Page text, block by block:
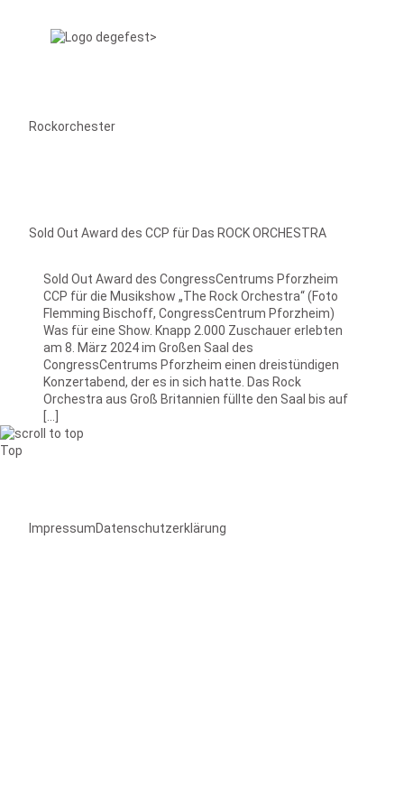
Rockorchester
Sold Out Award des CCP für Das ROCK ORCHESTRA
Sold Out Award des CongressCentrums Pforzheim
CCP für die Musikshow „The Rock Orchestra“ (Foto
Flemming Bischoff, CongressCentrum Pforzheim)
Was für eine Show. Knapp 2.000 Zuschauer erlebten
am 8. März 2024 im Großen Saal des
CongressCentrums Pforzheim einen dreistündigen
Konzertabend, der es in sich hatte. Das Rock
Orchestra aus Groß Britannien füllte den Saal bis auf
Top
ImpressumDatenschutzerklärung